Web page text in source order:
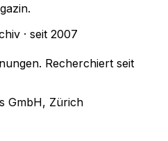
· seit 2007
Recherchiert seit
GmbH, Zürich